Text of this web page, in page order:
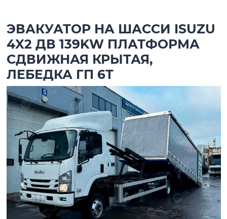
ЭВАКУАТОР НА ШАССИ ISUZU
4X2 ДВ 139KW ПЛАТФОРМА
СДВИЖНАЯ КРЫТАЯ,
ЛЕБЕДКА ГП 6Т